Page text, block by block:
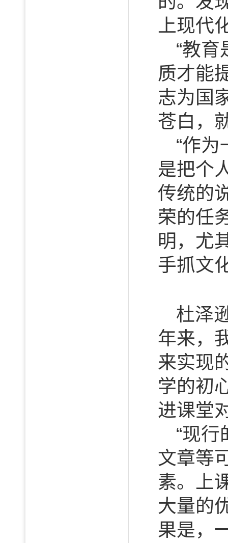
上现代
“教
质才能
志为国
苍白，
“作
是把个
传统的
荣的任
明，尤
手抓文
杜泽
年来，
来实现
学的初
进课堂
“现
文章等
素。上
大量的
果是，